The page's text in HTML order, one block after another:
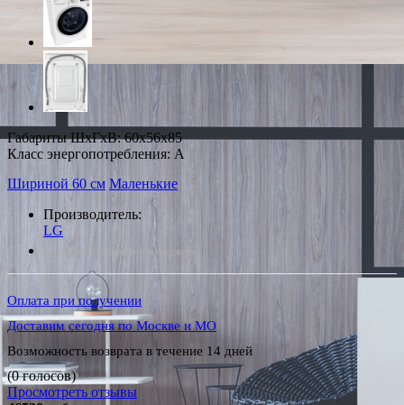
Габариты ШxГxВ: 60x56x85
Класс энергопотребления: A
Шириной 60 см Маленькие
Производитель:
LG
*Наличие уточняйте у менеджера
Оплата при получении
Доставим сегодня по Москве и МО
Возможность возврата в течение 14 дней
(0 голосов)
Просмотреть отзывы